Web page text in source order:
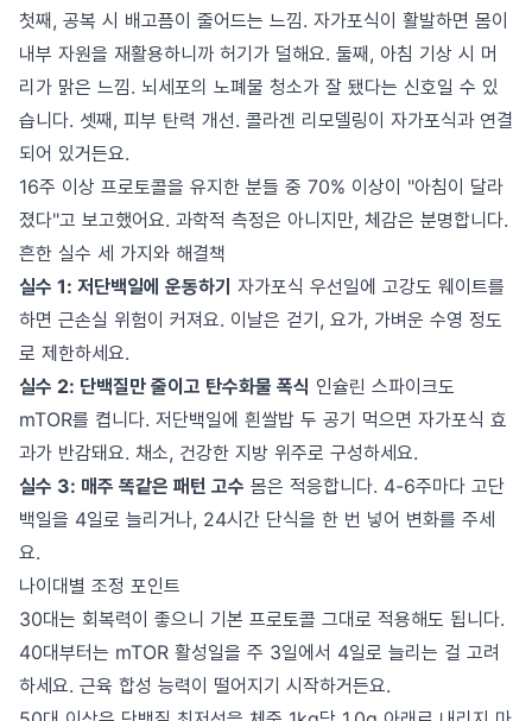
첫째, 공복 시 배고픔이 줄어드는 느낌. 자가포식이 활발하면 몸이
내부 자원을 재활용하니까 허기가 덜해요. 둘째, 아침 기상 시 머
리가 맑은 느낌. 뇌세포의 노폐물 청소가 잘 됐다는 신호일 수 있
습니다. 셋째, 피부 탄력 개선. 콜라겐 리모델링이 자가포식과 연결
되어 있거든요.
16주 이상 프로토콜을 유지한 분들 중 70% 이상이 "아침이 달라
졌다"고 보고했어요. 과학적 측정은 아니지만, 체감은 분명합니다.
흔한 실수 세 가지와 해결책
실수 1: 저단백일에 운동하기 자가포식 우선일에 고강도 웨이트를
하면 근손실 위험이 커져요. 이날은 걷기, 요가, 가벼운 수영 정도
로 제한하세요.
실수 2: 단백질만 줄이고 탄수화물 폭식 인슐린 스파이크도
mTOR를 켭니다. 저단백일에 흰쌀밥 두 공기 먹으면 자가포식 효
과가 반감돼요. 채소, 건강한 지방 위주로 구성하세요.
실수 3: 매주 똑같은 패턴 고수 몸은 적응합니다. 4-6주마다 고단
백일을 4일로 늘리거나, 24시간 단식을 한 번 넣어 변화를 주세
요.
나이대별 조정 포인트
30대는 회복력이 좋으니 기본 프로토콜 그대로 적용해도 됩니다.
40대부터는 mTOR 활성일을 주 3일에서 4일로 늘리는 걸 고려
하세요. 근육 합성 능력이 떨어지기 시작하거든요.